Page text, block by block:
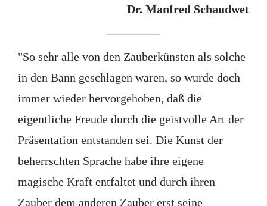
Dr. Manfred Schaudwet
"So sehr alle von den Zauberkünsten als solche
in den Bann geschlagen waren, so wurde doch
immer wieder hervorgehoben, daß die
eigentliche Freude durch die geistvolle Art der
Präsentation entstanden sei. Die Kunst der
beherrschten Sprache habe ihre eigene
magische Kraft entfaltet und durch ihren
Zauber dem anderen Zauber erst seine